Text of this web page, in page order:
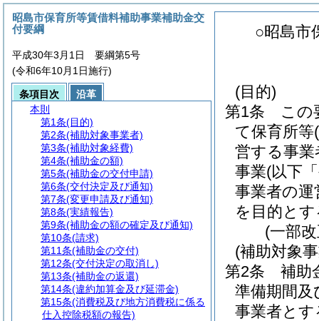
○昭島市
(目的)
第1条
この
て保育所等(
営する事
事業(以下
事業者の
を目的と
(一部
(補助対象
第2条
補助
準備期間
事業者とす
昭島市保育所等賃借料補助事業補助金交
付要綱
平成30年3月1日 要綱第5号
(令和6年10月1日施行)
条項目次
沿革
本則
第1条(目的)
第2条(補助対象事業者)
第3条(補助対象経費)
第4条(補助金の額)
第5条(補助金の交付申請)
第6条(交付決定及び通知)
第7条(変更申請及び通知)
第8条(実績報告)
第9条(補助金の額の確定及び通知)
第10条(請求)
第11条(補助金の交付)
第12条(交付決定の取消し)
第13条(補助金の返還)
第14条(違約加算金及び延滞金)
第15条(消費税及び地方消費税に係る
仕入控除税額の報告)